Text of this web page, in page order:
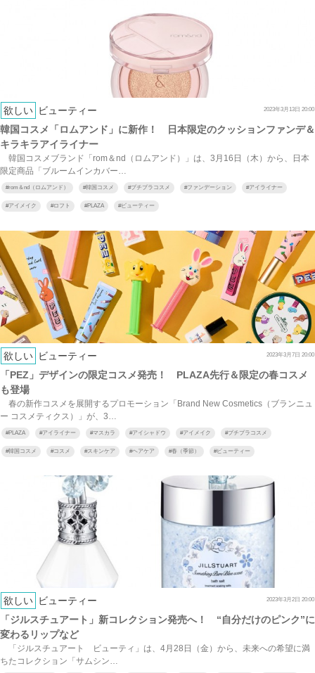
欲しい ビューティー 2023年3月13日 20:00
韓国コスメ「ロムアンド」に新作！ 日本限定のクッションファンデ＆
キラキラアイライナー
韓国コスメブランド「rom＆nd（ロムアンド）」は、3月16日（木）から、日本
限定商品「ブルームインカバー…
#rom＆nd（ロムアンド） #韓国コスメ #プチプラコスメ #ファンデーション #アイライナー
#アイメイク #ロフト #PLAZA #ビューティー
欲しい ビューティー 2023年3月7日 20:00
「PEZ」デザインの限定コスメ発売！ PLAZA先行＆限定の春コスメ
も登場
春の新作コスメを展開するプロモーション「Brand New Cosmetics（ブランニュ
ー コスメティクス）」が、3…
#PLAZA #アイライナー #マスカラ #アイシャドウ #アイメイク #プチプラコスメ
#韓国コスメ #コスメ #スキンケア #ヘアケア #春（季節） #ビューティー
欲しい ビューティー 2023年3月2日 20:00
「ジルスチュアート」新コレクション発売へ！ “自分だけのピンク”に
変わるリップなど
「ジルスチュアート ビューティ」は、4月28日（金）から、未来への希望に満
ちたコレクション「サムシン…